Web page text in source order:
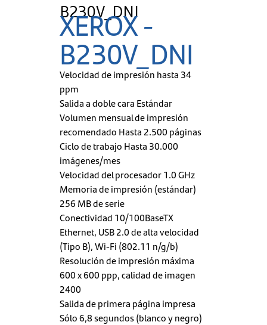
B230V_DNI
XEROX -
B230V_DNI
Velocidad de impresión hasta 34
ppm
Salida a doble cara Estándar
Volumen mensual de impresión
recomendado Hasta 2.500 páginas
Ciclo de trabajo Hasta 30.000
imágenes/mes
Velocidad del procesador 1.0 GHz
Memoria de impresión (estándar)
256 MB de serie
Conectividad 10/100BaseTX
Ethernet, USB 2.0 de alta velocidad
(Tipo B), Wi-Fi (802.11 n/g/b)
Resolución de impresión máxima
600 x 600 ppp, calidad de imagen
2400
Salida de primera página impresa
Sólo 6,8 segundos (blanco y negro)